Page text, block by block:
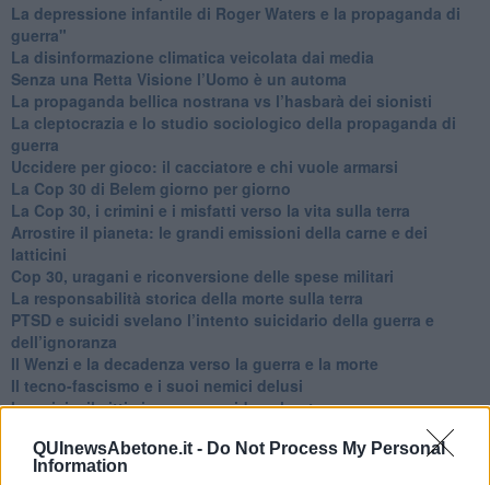
QUInewsAbetone.it - Do Not Process My Personal
Information
​La depressione infantile di Roger Waters e la propaganda di
guerra"
​La disinformazione climatica veicolata dai media
Senza una Retta Visione l’Uomo è un automa
​La propaganda bellica nostrana vs l’hasbarà dei sionisti
​La cleptocrazia e lo studio sociologico della propaganda di
guerra
​Uccidere per gioco: il cacciatore e chi vuole armarsi
​La Cop 30 di Belem giorno per giorno
La Cop 30, i crimini e i misfatti verso la vita sulla terra
Arrostire il pianeta: le grandi emissioni della carne e dei
latticini
​Cop 30, uragani e riconversione delle spese militari
La responsabilità storica della morte sulla terra
PTSD e suicidi svelano l’intento suicidario della guerra e
dell’ignoranza
Il Wenzi e la decadenza verso la guerra e la morte
​Il tecno-fascismo e i suoi nemici delusi
​I comici e il vittimismo paranoideo al potere
Le Pax imperiali e Tianxia (prima parte)
Un mondo condiviso a misura di bambino